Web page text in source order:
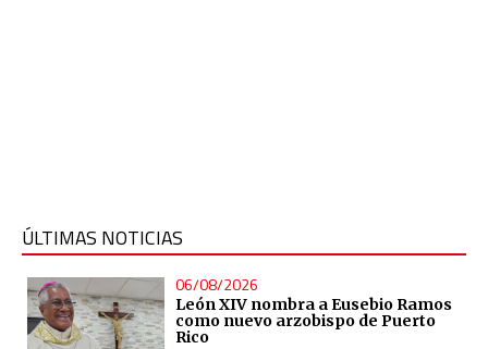
ÚLTIMAS NOTICIAS
06/08/2026
León XIV nombra a Eusebio Ramos
como nuevo arzobispo de Puerto
Rico